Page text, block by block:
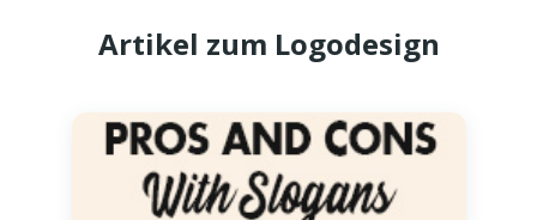
Artikel zum Logodesign